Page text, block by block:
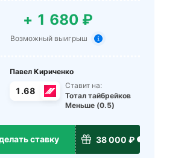
+ 1 680 ₽
Возможный выигрыш
Павел Кириченко
1.68
Ставит на:
Тотал тайбрейков
Меньше (0.5)
ставку 38 000 ₽